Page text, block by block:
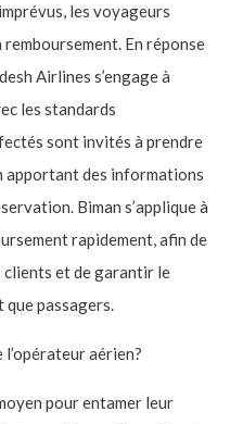
les voyageurs
En réponse
Airlines s’engage à
les standards
sont invités à prendre
apportant des informations
Biman s’applique à
rapidement, afin de
clients et de garantir le
passagers.
aérien?
pour entamer leur